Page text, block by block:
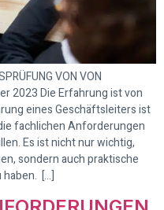
VON VON
2023 Die Erfahrung ist von
eines Geschäftsleiters ist
fachlichen Anforderungen
Es ist nicht nur wichtig,
sondern auch praktische
haben. […]